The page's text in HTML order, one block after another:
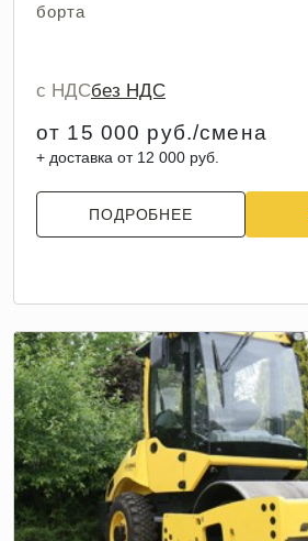
борта
с НДСбез НДС
от 15 000 руб./смена
+ доставка от 12 000 руб.
ПОДРОБНЕЕ